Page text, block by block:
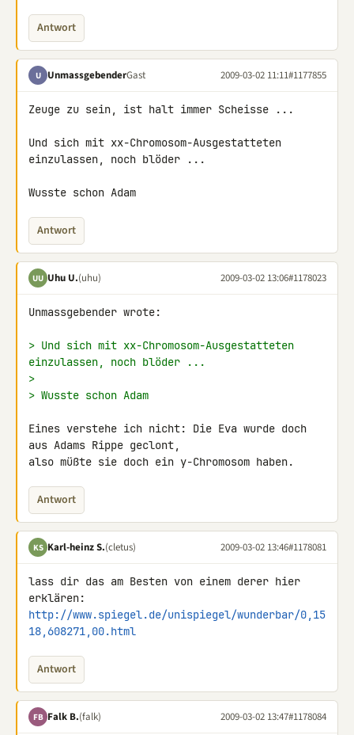
Antwort
U UnmassgebenderGast 2009-03-02 11:11#1177855
Zeuge zu sein, ist halt immer Scheisse ...
Und sich mit xx-Chromosom-Ausgestatteten
einzulassen, noch blöder ...
Wusste schon Adam
Antwort
UU Uhu U.(uhu) 2009-03-02 13:06#1178023
Unmassgebender wrote:
> Und sich mit xx-Chromosom-Ausgestatteten
einzulassen, noch blöder ...
>
> Wusste schon Adam
Eines verstehe ich nicht: Die Eva wurde doch
aus Adams Rippe geclont,
also müßte sie doch ein y-Chromosom haben.
Antwort
KS Karl-heinz S.(cletus) 2009-03-02 13:46#1178081
lass dir das am Besten von einem derer hier
http://www.spiegel.de/unispiegel/wunderbar/0,15
18,608271,00.html
Antwort
FB Falk B.(falk) 2009-03-02 13:47#1178084